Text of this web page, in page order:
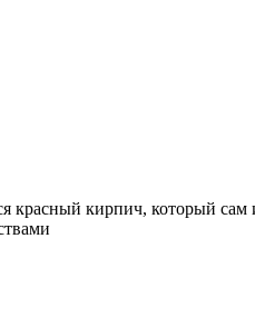
кирпич, который сам